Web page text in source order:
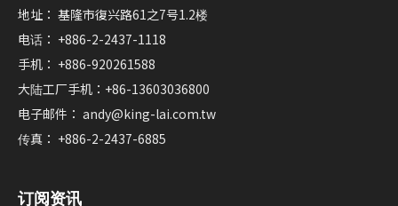
地址： 基隆市復兴路61之7号1.2楼
电话： +886-2-2437-1118
手机： +886-920261588
大陆工厂手机：+86-13603036800
电子邮件： andy@king-lai.com.tw
传真： +886-2-2437-6885
订阅资讯